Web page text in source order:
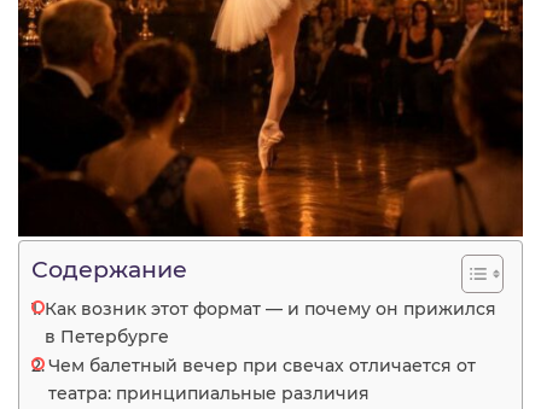
Содержание
Как возник этот формат — и почему он прижился
в Петербурге
Чем балетный вечер при свечах отличается от
театра: принципиальные различия